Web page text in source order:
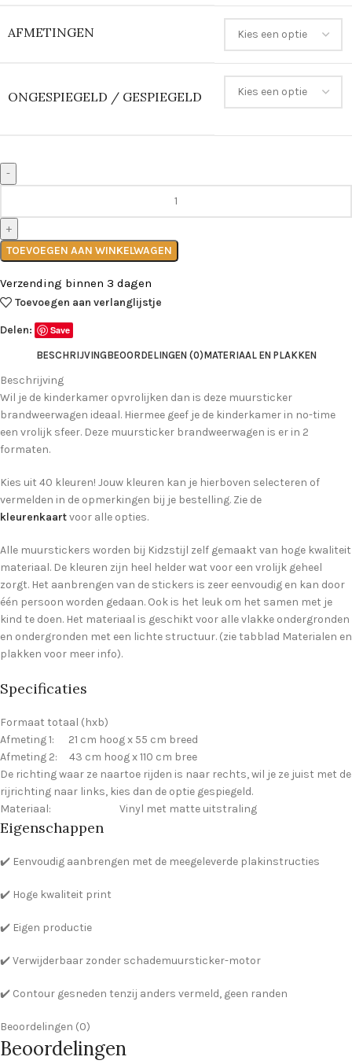
AFMETINGEN
ONGESPIEGELD / GESPIEGELD
TOEVOEGEN AAN WINKELWAGEN
Verzending binnen 3 dagen
Toevoegen aan verlanglijstje
Delen: Save
BESCHRIJVINGBEOORDELINGEN (0)MATERIAAL EN PLAKKEN
Beschrijving
Wil je de kinderkamer opvrolijken dan is deze muursticker
brandweerwagen ideaal. Hiermee geef je de kinderkamer in no-time
een vrolijk sfeer. Deze muursticker brandweerwagen is er in 2
formaten.
Kies uit 40 kleuren! Jouw kleuren kan je hierboven selecteren of
vermelden in de opmerkingen bij je bestelling. Zie de
kleurenkaartvoor alle opties.
Alle muurstickers worden bij Kidzstijl zelf gemaakt van hoge kwaliteit
materiaal. De kleuren zijn heel helder wat voor een vrolijk geheel
zorgt. Het aanbrengen van de stickers is zeer eenvoudig en kan door
één persoon worden gedaan. Ook is het leuk om het samen met je
kind te doen. Het materiaal is geschikt voor alle vlakke ondergronden
en ondergronden met een lichte structuur. (zie tabblad Materialen en
plakken voor meer info).
Specificaties
Formaat totaal (hxb)
Afmeting 1: 21 cm hoog x 55 cm breed
Afmeting 2: 43 cm hoog x 110 cm bree
De richting waar ze naartoe rijden is naar rechts, wil je ze juist met de
rijrichting naar links, kies dan de optie gespiegeld.
Materiaal: Vinyl met matte uitstraling
Eigenschappen
✔️ Eenvoudig aanbrengen met de meegeleverde plakinstructies
✔️ Hoge kwaliteit print
✔️ Eigen productie
✔️ Verwijderbaar zonder schademuursticker-motor
✔️ Contour gesneden tenzij anders vermeld, geen randen
Beoordelingen (0)
Beoordelingen